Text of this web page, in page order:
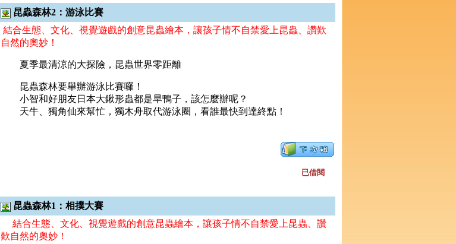
昆蟲森林2：游泳比賽
結合生態、文化、視覺遊戲的創意昆蟲繪本，讓孩子情不自禁愛上昆蟲、讚歎
自然的奧妙！
夏季最清涼的大探險，昆蟲世界零距離
昆蟲森林要舉辦游泳比賽囉！
小智和好朋友日本大鍬形蟲都是旱鴨子，該怎麼辦呢？
天牛、獨角仙來幫忙，獨木舟取代游泳圈，看誰最快到達終點！
已借閱
昆蟲森林1：相撲大賽
結合生態、文化、視覺遊戲的創意昆蟲繪本，讓孩子情不自禁愛上昆蟲、讚
歎自然的奧妙！